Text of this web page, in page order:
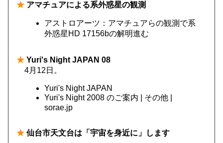
★ アマチュアによる系外惑星の観測
アストロアーツ：アマチュアらの観測で系
外惑星HD 17156bの解明進む
★ Yuri's Night JAPAN 08
4月12日。
Yuri's Night JAPAN
Yuri's Night 2008 のご案内 | その他 |
sorae.jp
★ 仙台市天文台は「宇宙を身近に」します